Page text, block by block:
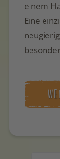
einem
Eine